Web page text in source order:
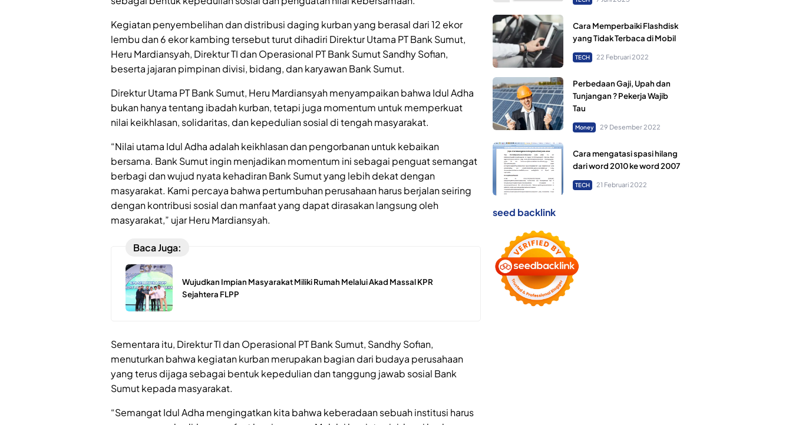
Kegiatan penyembelihan dan distribusi daging kurban yang berasal dari 12 ekor
lembu dan 6 ekor kambing tersebut turut dihadiri Direktur Utama PT Bank Sumut,
Heru Mardiansyah, Direktur TI dan Operasional PT Bank Sumut Sandhy Sofian,
beserta jajaran pimpinan divisi, bidang, dan karyawan Bank Sumut.
Direktur Utama PT Bank Sumut, Heru Mardiansyah menyampaikan bahwa Idul Adha
bukan hanya tentang ibadah kurban, tetapi juga momentum untuk memperkuat
nilai keikhlasan, solidaritas, dan kepedulian sosial di tengah masyarakat.
“Nilai utama Idul Adha adalah keikhlasan dan pengorbanan untuk kebaikan
bersama. Bank Sumut ingin menjadikan momentum ini sebagai penguat semangat
berbagi dan wujud nyata kehadiran Bank Sumut yang lebih dekat dengan
masyarakat. Kami percaya bahwa pertumbuhan perusahaan harus berjalan seiring
dengan kontribusi sosial dan manfaat yang dapat dirasakan langsung oleh
masyarakat,” ujar Heru Mardiansyah.
Baca Juga:
Wujudkan Impian Masyarakat Miliki Rumah Melalui Akad Massal KPR
Sejahtera FLPP
Sementara itu, Direktur TI dan Operasional PT Bank Sumut, Sandhy Sofian,
menuturkan bahwa kegiatan kurban merupakan bagian dari budaya perusahaan
yang terus dijaga sebagai bentuk kepedulian dan tanggung jawab sosial Bank
Sumut kepada masyarakat.
“Semangat Idul Adha mengingatkan kita bahwa keberadaan sebuah institusi harus
Cara Memperbaiki Flashdisk
yang Tidak Terbaca di Mobil
TECH 22 Februari 2022
Perbedaan Gaji, Upah dan
Tunjangan ? Pekerja Wajib
Tau
Money 29 Desember 2022
Cara mengatasi spasi hilang
dari word 2010 ke word 2007
TECH 21 Februari 2022
seed backlink